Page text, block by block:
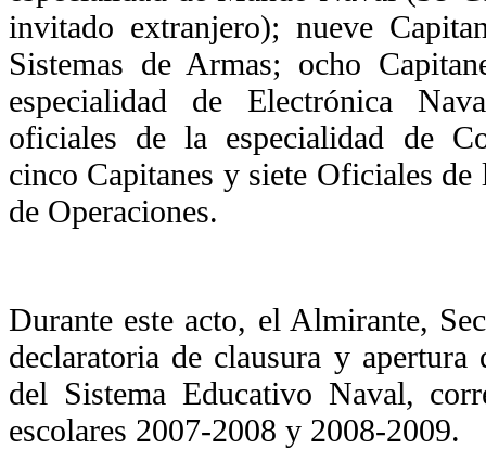
invitado extranjero); nueve
Sistemas de Armas; ocho
especialidad de Electrónica
oficiales de la especialidad de
cinco Capitanes y siete Oficiales
de Operaciones.
Durante este acto, el Almirante,
declaratoria de clausura y apertura
del Sistema Educativo Naval,
escolares 2007-2008 y 2008-2009.